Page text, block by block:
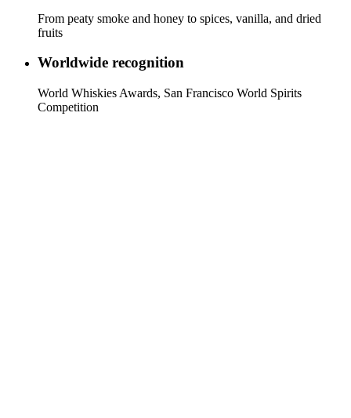
From peaty smoke and honey to spices, vanilla, and dried
fruits
Worldwide recognition
World Whiskies Awards, San Francisco World Spirits
Competition